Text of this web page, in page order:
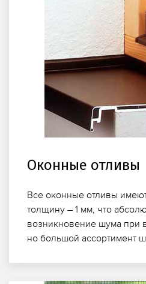
Оконные отливы
Все оконные отливы
толщину – 1 мм, что
возникновение шума при
но большой ассортимент